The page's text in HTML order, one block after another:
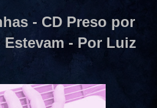
- CD Preso por
- Por Luiz